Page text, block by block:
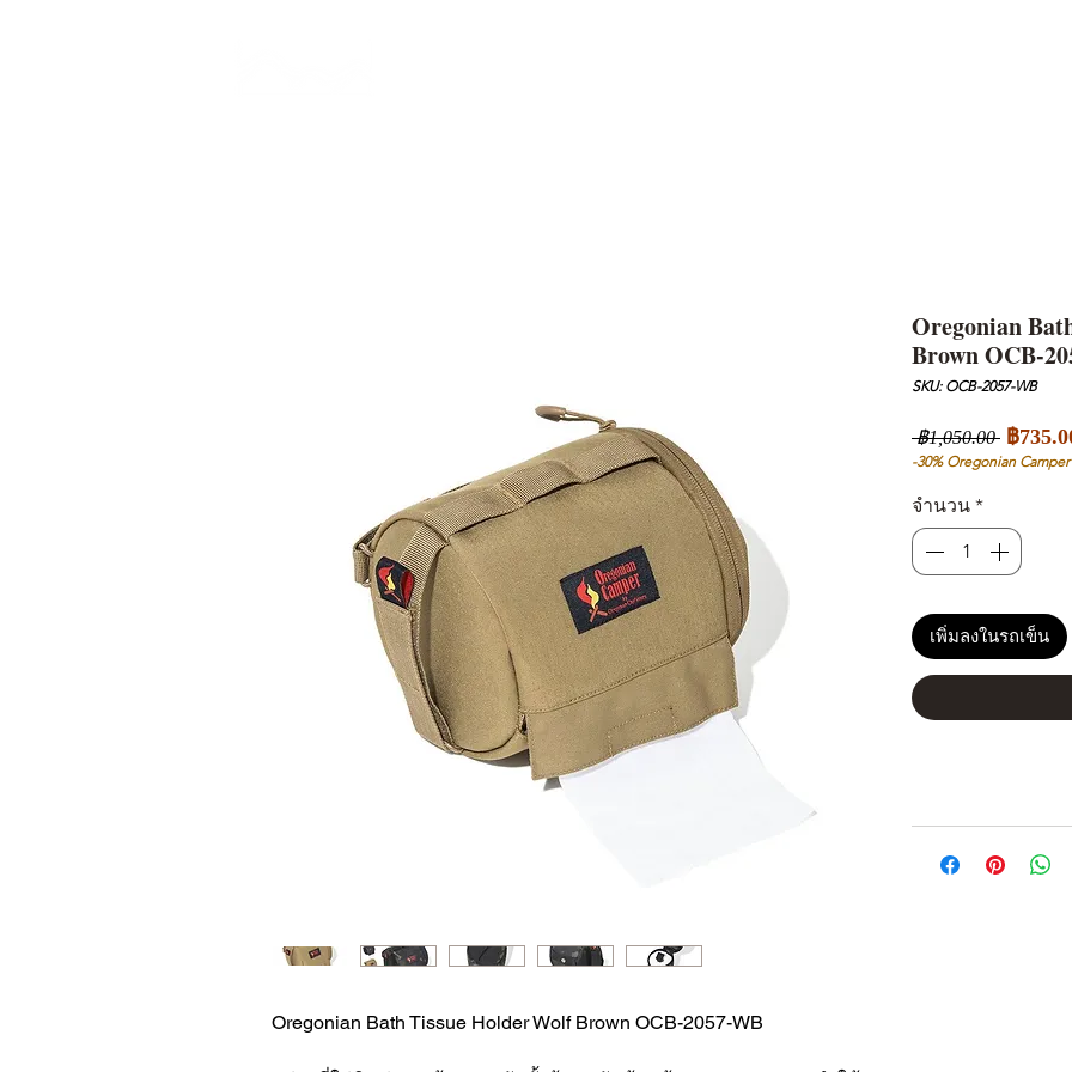
Oregonian Bath Tissue Holder Wolf Brown OCB-2057-WB
Oregonian
Brown OCB-
SKU: OCB-2057-WB
฿1,050.00 ราคา
ปกติ
฿
-30% Oregonian Camper
จำนวน *
เพิ่มลงในรถเข็น